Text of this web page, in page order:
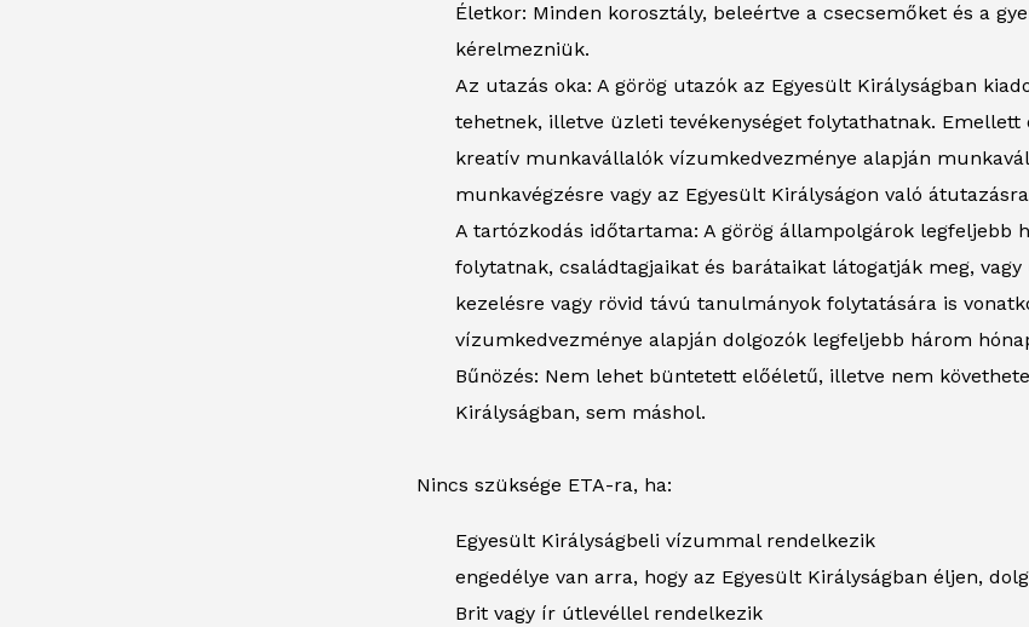
Életkor: Minden korosztály, beleértve a csecsemőket és a
kérelmezniük.
Az utazás oka: A görög utazók az Egyesült Királyságban
tehetnek, illetve üzleti tevékenységet folytathatnak.
kreatív munkavállalók vízumkedvezménye alapján
munkavégzésre vagy az Egyesült Királyságon való
A tartózkodás időtartama: A görög állampolgárok legfeljebb
folytatnak, családtagjaikat és barátaikat látogatják meg,
kezelésre vagy rövid távú tanulmányok folytatására is
vízumkedvezménye alapján dolgozók legfeljebb három
Bűnözés: Nem lehet büntetett előéletű, illetve nem
Királyságban, sem máshol.
Nincs szüksége ETA-ra, ha:
Egyesült Királyságbeli vízummal rendelkezik
engedélye van arra, hogy az Egyesült Királyságban éljen,
Brit vagy ír útlevéllel rendelkezik